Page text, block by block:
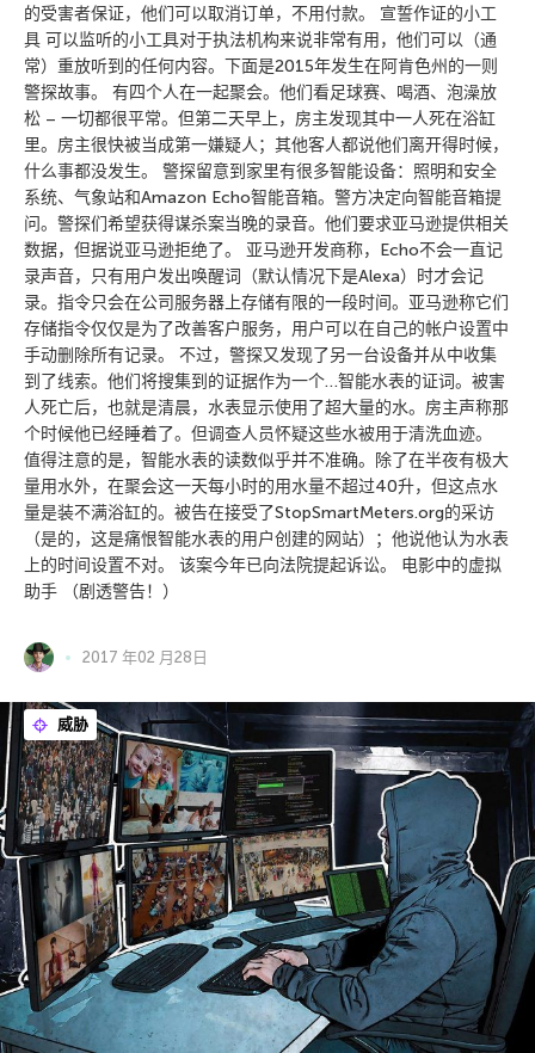
的受害者保证，他们可以取消订单，不用付款。 宣誓作证的小工
具 可以监听的小工具对于执法机构来说非常有用，他们可以（通
常）重放听到的任何内容。下面是2015年发生在阿肯色州的一则
警探故事。 有四个人在一起聚会。他们看足球赛、喝酒、泡澡放
松 – 一切都很平常。但第二天早上，房主发现其中一人死在浴缸
里。房主很快被当成第一嫌疑人；其他客人都说他们离开得时候，
什么事都没发生。 警探留意到家里有很多智能设备：照明和安全
系统、气象站和Amazon Echo智能音箱。警方决定向智能音箱提
问。警探们希望获得谋杀案当晚的录音。他们要求亚马逊提供相关
数据，但据说亚马逊拒绝了。 亚马逊开发商称，Echo不会一直记
录声音，只有用户发出唤醒词（默认情况下是Alexa）时才会记
录。指令只会在公司服务器上存储有限的一段时间。亚马逊称它们
存储指令仅仅是为了改善客户服务，用户可以在自己的帐户设置中
手动删除所有记录。 不过，警探又发现了另一台设备并从中收集
到了线索。他们将搜集到的证据作为一个…智能水表的证词。被害
人死亡后，也就是清晨，水表显示使用了超大量的水。房主声称那
个时候他已经睡着了。但调查人员怀疑这些水被用于清洗血迹。
值得注意的是，智能水表的读数似乎并不准确。除了在半夜有极大
量用水外，在聚会这一天每小时的用水量不超过40升，但这点水
量是装不满浴缸的。被告在接受了StopSmartMeters.org的采访
（是的，这是痛恨智能水表的用户创建的网站）；他说他认为水表
上的时间设置不对。 该案今年已向法院提起诉讼。 电影中的虚拟
助手 （剧透警告！）
2017 年02 月28日
威胁